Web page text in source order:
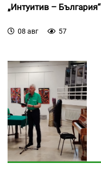
„Интуитив – България“
08 авг 57